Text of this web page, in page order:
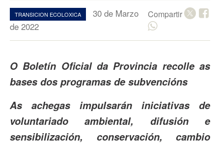
TRANSICION ECOLOXICA
30 de Marzo
de 2022
Compartir
O Boletín Oficial da Provincia recolle as
bases dos programas de subvencións
As achegas impulsarán iniciativas de
voluntariado ambiental, difusión e
sensibilización, conservación, cambio